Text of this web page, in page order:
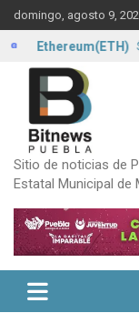
Skip
to
content
domingo, agosto 9,
Sitio de noticias de
Estatal Municipal de